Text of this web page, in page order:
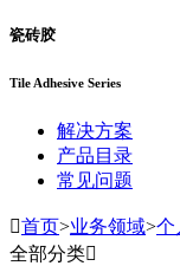
瓷砖胶
Tile Adhesive Series
解决方案
产品目录
常见问题
首页>业务领域>个
全部分类